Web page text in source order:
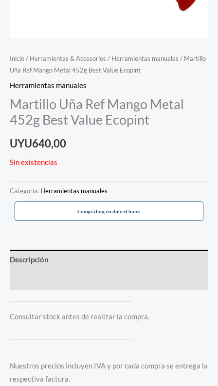
Inicio/ Herramientas & Accesorios / Herramientas manuales / Martillo
Uña Ref Mango Metal 452g Best Value Ecopint
Herramientas manuales
Martillo Uña Ref Mango Metal
452g Best Value Ecopint
UYU640,00
Sin existencias
Categoría: Herramientas manuales
Comprá hoy, recibilo el lunes.
Descripción
¯¯¯¯¯¯¯¯¯¯¯¯¯¯¯¯¯¯¯¯¯¯¯¯¯¯¯¯¯¯¯¯¯¯¯¯¯¯¯¯¯¯¯¯¯¯¯¯¯¯
Consultar stock antes de realizar la compra.
¯¯¯¯¯¯¯¯¯¯¯¯¯¯¯¯¯¯¯¯¯¯¯¯¯¯¯¯¯¯¯¯¯¯¯¯¯¯¯¯¯¯¯¯¯¯¯¯¯¯¯
Nuestros precios incluyen IVA y por cada compra se entrega la
respectiva factura.